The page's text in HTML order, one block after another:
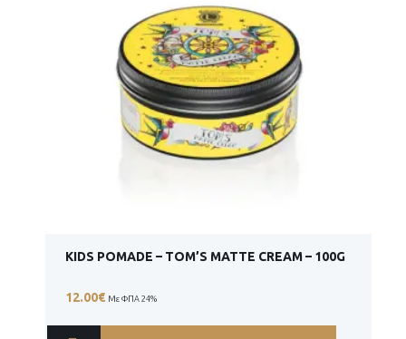
KIDS POMADE – TOM’S MATTE CREAM – 100G
12.00€ Με ΦΠΑ 24%